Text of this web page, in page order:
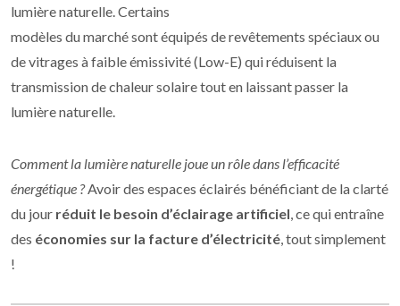
lumière naturelle. Certains
modèles du marché sont équipés de revêtements spéciaux ou
de vitrages à faible émissivité (Low-E) qui réduisent la
transmission de chaleur solaire tout en laissant passer la
lumière naturelle.
Comment la lumière naturelle joue un rôle dans l’efficacité
énergétique ?Avoir des espaces éclairés bénéficiant de la clarté
du jour réduit le besoin d’éclairage artificiel, ce qui entraîne
des économies sur la facture d’électricité, tout simplement
!